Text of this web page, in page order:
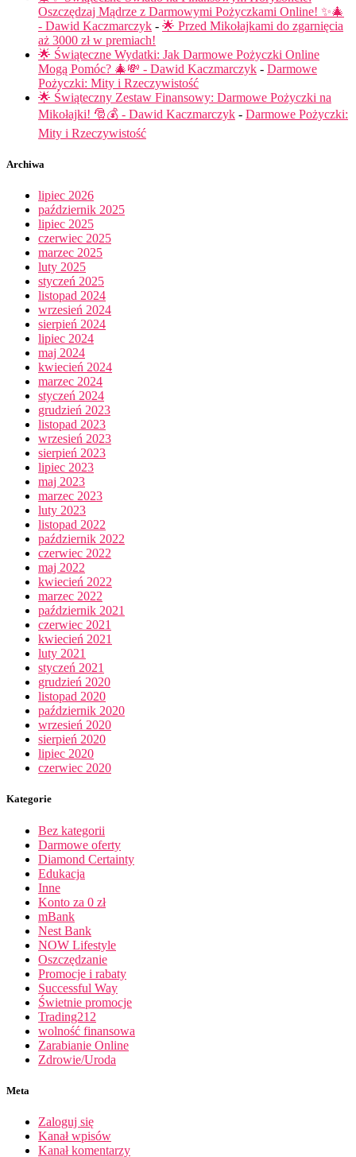
Oszczędzaj Mądrze z Darmowymi Pożyczkami Online! ✨🎄
- Dawid Kaczmarczyk - 🌟 Przed Mikołajkami do zgarnięcia
aż 3000 zł w premiach!
🌟 Świąteczne Wydatki: Jak Darmowe Pożyczki Online
Mogą Pomóc? 🎄💸 - Dawid Kaczmarczyk - Darmowe
Pożyczki: Mity i Rzeczywistość
🌟 Świąteczny Zestaw Finansowy: Darmowe Pożyczki na
Mikołajki! 🎅💰 - Dawid Kaczmarczyk - Darmowe Pożyczki:
Mity i Rzeczywistość
Archiwa
lipiec 2026
październik 2025
lipiec 2025
czerwiec 2025
marzec 2025
luty 2025
styczeń 2025
listopad 2024
wrzesień 2024
sierpień 2024
lipiec 2024
maj 2024
kwiecień 2024
marzec 2024
styczeń 2024
grudzień 2023
listopad 2023
wrzesień 2023
sierpień 2023
lipiec 2023
maj 2023
marzec 2023
luty 2023
listopad 2022
październik 2022
czerwiec 2022
maj 2022
kwiecień 2022
marzec 2022
październik 2021
czerwiec 2021
kwiecień 2021
luty 2021
styczeń 2021
grudzień 2020
listopad 2020
październik 2020
wrzesień 2020
sierpień 2020
lipiec 2020
czerwiec 2020
Kategorie
Bez kategorii
Darmowe oferty
Diamond Certainty
Edukacja
Inne
Konto za 0 zł
mBank
Nest Bank
NOW Lifestyle
Oszczędzanie
Promocje i rabaty
Successful Way
Świetnie promocje
Trading212
wolność finansowa
Zarabianie Online
Zdrowie/Uroda
Meta
Zaloguj się
Kanał wpisów
Kanał komentarzy